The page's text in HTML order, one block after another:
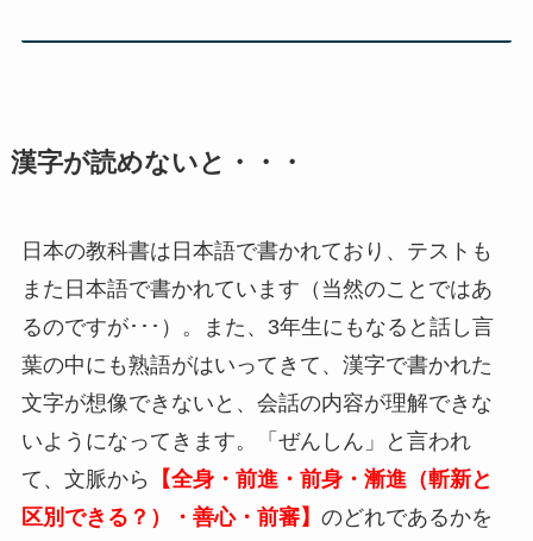
漢字が読めないと・・・
日本の教科書は日本語で書かれており、テストも
また日本語で書かれています（当然のことではあ
るのですが･･･）。また、3年生にもなると話し言
葉の中にも熟語がはいってきて、漢字で書かれた
文字が想像できないと、会話の内容が理解できな
いようになってきます。「ぜんしん」と言われ
て、文脈から
【全身・前進・前身・漸進（斬新と
区別できる？）・善心・前審】 のどれであるかを